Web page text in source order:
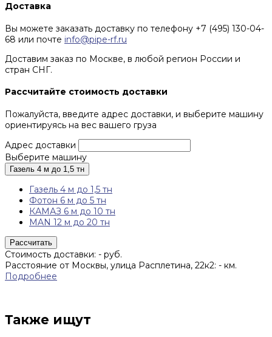
Доставка
Вы можете заказать доставку по телефону +7 (495) 130-04-
68 или почте info@pipe-rf.ru
Доставим заказ по Москве, в любой регион России и
стран СНГ.
Рассчитайте стоимость доставки
Пожалуйста, введите адрес доставки, и выберите машину
ориентируясь на вес вашего груза
Адрес доставки
Выберите машину
Газель 4 м до 1,5 тн
Газель 4 м до 1,5 тн
Фотон 6 м до 5 тн
КАМАЗ 6 м до 10 тн
MAN 12 м до 20 тн
Рассчитать
Стоимость доставки: - руб.
Расстояние от Москвы, улица Расплетина, 22к2: - км.
Подробнее
Также ищут